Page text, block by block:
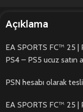
Açıklama
EA SPORTS FC™ 25 |
PS4 – PS5 ucuz satın
PSN hesabı olarak
EA SPORTS FC™ 25 |